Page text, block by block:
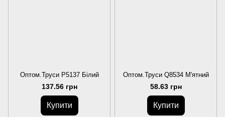
Оптом.Труси P5137 Білий
137.56 грн
Купити
Оптом.Труси Q8534 М'ятний
58.63 грн
Купити